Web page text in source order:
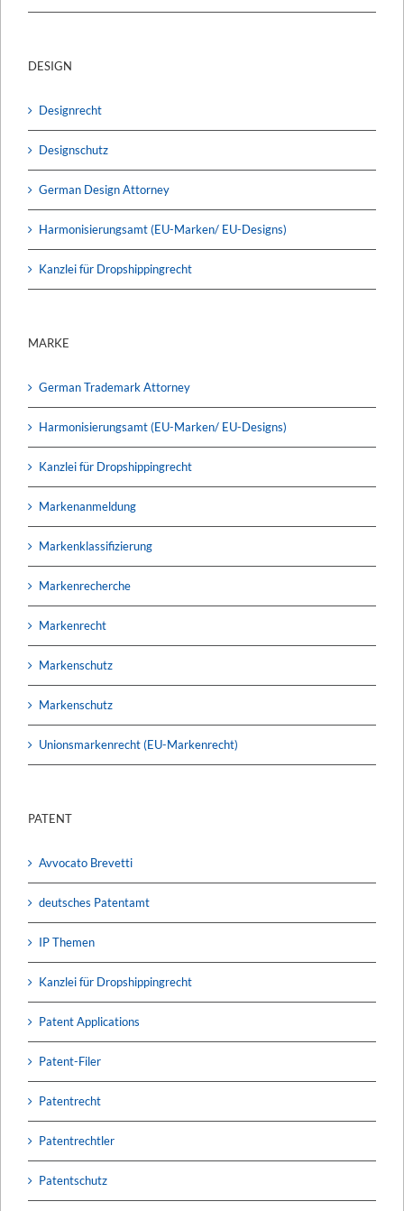
DESIGN
Designrecht
Designschutz
German Design Attorney
Harmonisierungsamt (EU-Marken/ EU-Designs)
Kanzlei für Dropshippingrecht
MARKE
German Trademark Attorney
Harmonisierungsamt (EU-Marken/ EU-Designs)
Kanzlei für Dropshippingrecht
Markenanmeldung
Markenklassifizierung
Markenrecherche
Markenrecht
Markenschutz
Markenschutz
Unionsmarkenrecht (EU-Markenrecht)
PATENT
Avvocato Brevetti
deutsches Patentamt
IP Themen
Kanzlei für Dropshippingrecht
Patent Applications
Patent-Filer
Patentrecht
Patentrechtler
Patentschutz